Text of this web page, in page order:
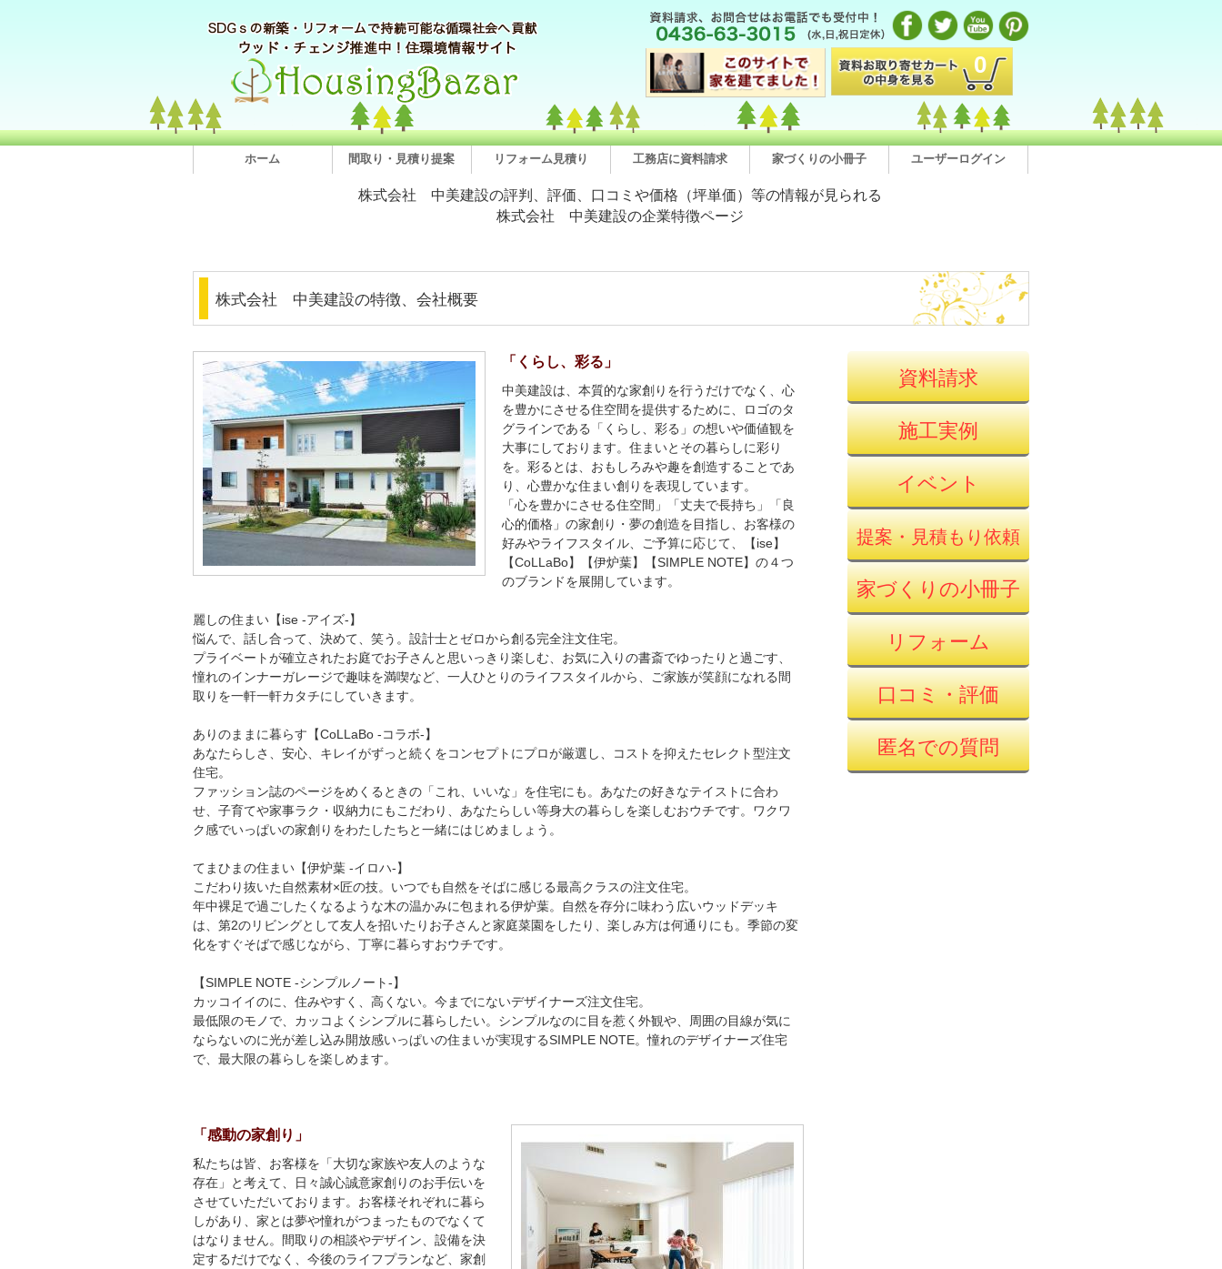
0
ホーム 間取り・見積り提案 リフォーム見積り 工務店に資料請求 家づくりの小冊子 ユーザーログイン
株式会社 中美建設の評判、評価、口コミや価格（坪単価）等の情報が見られる
株式会社 中美建設の企業特徴ページ
株式会社 中美建設の特徴、会社概要
「くらし、彩る」
中美建設は、本質的な家創りを行うだけでなく、心
を豊かにさせる住空間を提供するために、ロゴのタ
グラインである「くらし、彩る」の想いや価値観を
大事にしております。住まいとその暮らしに彩り
を。彩るとは、おもしろみや趣を創造することであ
り、心豊かな住まい創りを表現しています。
「心を豊かにさせる住空間」「丈夫で長持ち」「良
心的価格」の家創り・夢の創造を目指し、お客様の
好みやライフスタイル、ご予算に応じて、【ise】
【CoLLaBo】【伊炉葉】【SIMPLE NOTE】の４つ
のブランドを展開しています。
麗しの住まい【ise -アイズ-】
悩んで、話し合って、決めて、笑う。設計士とゼロから創る完全注文住宅。
プライベートが確立されたお庭でお子さんと思いっきり楽しむ、お気に入りの書斎でゆったりと過ごす、
憧れのインナーガレージで趣味を満喫など、一人ひとりのライフスタイルから、ご家族が笑顔になれる間
取りを一軒一軒カタチにしていきます。
ありのままに暮らす【CoLLaBo -コラボ-】
あなたらしさ、安心、キレイがずっと続くをコンセプトにプロが厳選し、コストを抑えたセレクト型注文
住宅。
ファッション誌のページをめくるときの「これ、いいな」を住宅にも。あなたの好きなテイストに合わ
せ、子育てや家事ラク・収納力にもこだわり、あなたらしい等身大の暮らしを楽しむおウチです。ワクワ
ク感でいっぱいの家創りをわたしたちと一緒にはじめましょう。
てまひまの住まい【伊炉葉 -イロハ-】
こだわり抜いた自然素材×匠の技。いつでも自然をそばに感じる最高クラスの注文住宅。
年中裸足で過ごしたくなるような木の温かみに包まれる伊炉葉。自然を存分に味わう広いウッドデッキ
は、第2のリビングとして友人を招いたりお子さんと家庭菜園をしたり、楽しみ方は何通りにも。季節の変
化をすぐそばで感じながら、丁寧に暮らすおウチです。
【SIMPLE NOTE -シンプルノート-】
カッコイイのに、住みやすく、高くない。今までにないデザイナーズ注文住宅。
最低限のモノで、カッコよくシンプルに暮らしたい。シンプルなのに目を惹く外観や、周囲の目線が気に
ならないのに光が差し込み開放感いっぱいの住まいが実現するSIMPLE NOTE。憧れのデザイナーズ住宅
で、最大限の暮らしを楽しめます。
「感動の家創り」
私たちは皆、お客様を「大切な家族や友人のような
存在」と考えて、日々誠心誠意家創りのお手伝いを
させていただいております。お客様それぞれに暮ら
しがあり、家とは夢や憧れがつまったものでなくて
はなりません。間取りの相談やデザイン、設備を決
定するだけでなく、今後のライフプランなど、家創
資料請求
施工実例
イベント
提案・見積もり依頼
家づくりの小冊子
リフォーム
口コミ・評価
匿名での質問